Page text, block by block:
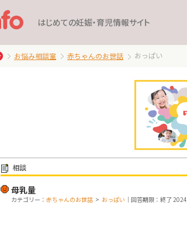
はじめての妊娠・育児情報サイト
お悩み相談室 赤ちゃんのお世話 おっぱい
相談
母乳量
カテゴリー： 赤ちゃんのお世話 > おっぱい ｜回答期限：終了